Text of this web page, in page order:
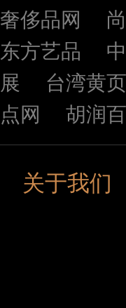
奢侈品网
东方艺品
展
台湾黄页
点网
胡润
关于我们